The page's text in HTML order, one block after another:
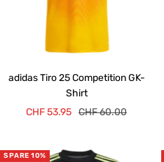
adidas Tiro 25 Competition GK-
Shirt
Angebotspreis
CHF 53.95 Regulärer
CHF 60.00
SPARE 10%